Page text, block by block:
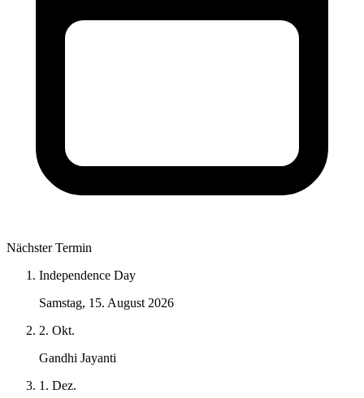
Nächster Termin
Independence Day
Samstag, 15. August 2026
2. Okt.
Gandhi Jayanti
1. Dez.